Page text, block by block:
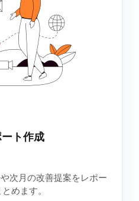
ト作成
次月の改善提案をレポー
めます。